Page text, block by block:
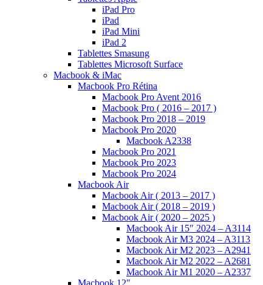
iPad Pro
iPad
iPad Mini
iPad 2
Tablettes Smasung
Tablettes Microsoft Surface
Macbook & iMac
Macbook Pro Rétina
Macbook Pro Avent 2016
Macbook Pro ( 2016 – 2017 )
Macbook Pro 2018 – 2019
Macbook Pro 2020
Macbook A2338
Macbook Pro 2021
Macbook Pro 2023
Macbook Pro 2024
Macbook Air
Macbook Air ( 2013 – 2017 )
Macbook Air ( 2018 – 2019 )
Macbook Air ( 2020 – 2025 )
Macbook Air 15″ 2024 – A3114
Macbook Air M3 2024 – A3113
Macbook Air M2 2023 – A2941
Macbook Air M2 2022 – A2681
Macbook Air M1 2020 – A2337
Macbook 12″